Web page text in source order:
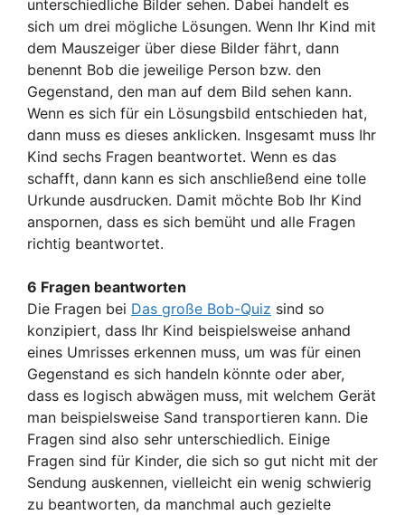
unterschiedliche Bilder sehen. Dabei handelt es
sich um drei mögliche Lösungen. Wenn Ihr Kind mit
dem Mauszeiger über diese Bilder fährt, dann
benennt Bob die jeweilige Person bzw. den
Gegenstand, den man auf dem Bild sehen kann.
Wenn es sich für ein Lösungsbild entschieden hat,
dann muss es dieses anklicken. Insgesamt muss Ihr
Kind sechs Fragen beantwortet. Wenn es das
schafft, dann kann es sich anschließend eine tolle
Urkunde ausdrucken. Damit möchte Bob Ihr Kind
anspornen, dass es sich bemüht und alle Fragen
richtig beantwortet.
6 Fragen beantworten
Die Fragen bei Das große Bob-Quiz sind so
konzipiert, dass Ihr Kind beispielsweise anhand
eines Umrisses erkennen muss, um was für einen
Gegenstand es sich handeln könnte oder aber,
dass es logisch abwägen muss, mit welchem Gerät
man beispielsweise Sand transportieren kann. Die
Fragen sind also sehr unterschiedlich. Einige
Fragen sind für Kinder, die sich so gut nicht mit der
Sendung auskennen, vielleicht ein wenig schwierig
zu beantworten, da manchmal auch gezielte